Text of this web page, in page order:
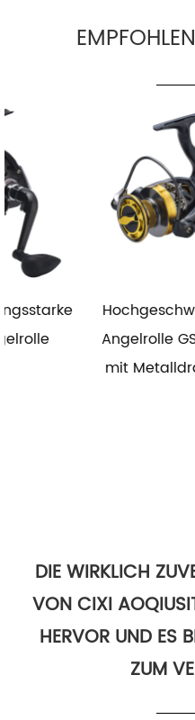
Hochgeschwindigkeits-
Angelrolle GS1000-6000
mit Metalldrahtbecher
DIE WIRKLICH
VON CIXI
HERVOR UND ES
ZUM